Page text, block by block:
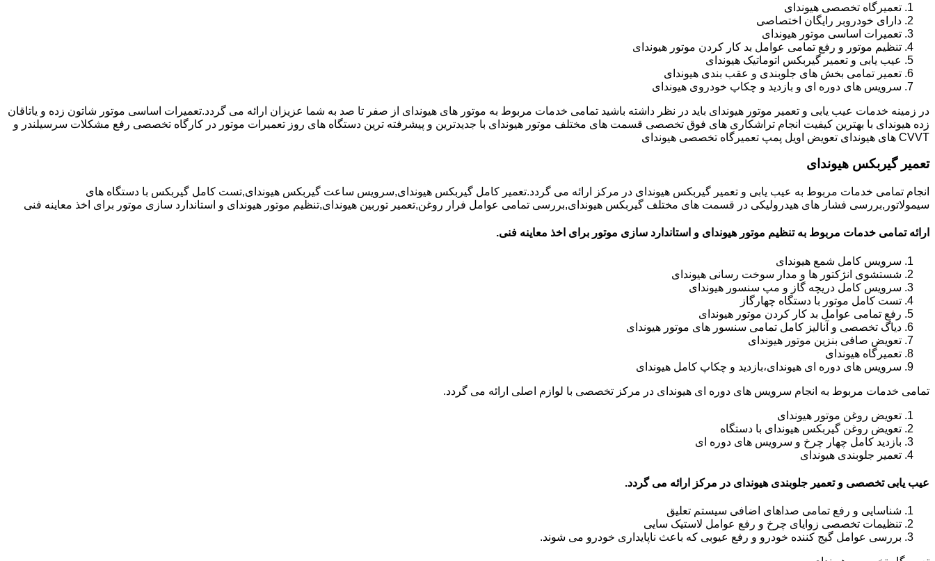
تعمیرگاه تخصصی هیوندای
دارای خودروبر رایگان اختصاصی
تعمیرات اساسی موتور هیوندای
تنظیم موتور و رفع تمامی عوامل بد کار کردن موتور هیوندای
عیب یابی و تعمیر گیربکس اتوماتیک هیوندای
تعمیر تمامی بخش های جلوبندی و عقب بندی هیوندای
سرویس های دوره ای و بازدید و چکاپ خودروی هیوندای
در زمینه خدمات عیب یابی و تعمیر موتور هیوندای باید در نظر داشته باشید تمامی خدمات مربوط به موتور های هیوندای از صفر تا صد به شما عزیزان ارائه می گردد.تعمیرات اساسی موتور شاتون زده و یاتاقان
زده هیوندای با بهترین کیفیت انجام تراشکاری های فوق تخصصی قسمت های مختلف موتور هیوندای با جدیدترین و پیشرفته ترین دستگاه های روز تعمیرات موتور در کارگاه تخصصی رفع مشکلات سرسیلندر و
CVVT های هیوندای تعویض اویل پمپ تعمیرگاه تخصصی هیوندای
تعمیر گیربکس هیوندای
انجام تمامی خدمات مربوط به عیب یابی و تعمیر گیربکس هیوندای در مرکز ارائه می گردد.تعمیر کامل گیربکس هیوندای,سرویس ساعت گیربکس هیوندای,تست کامل گیربکس با دستگاه های
سیمولاتور,بررسی فشار های هیدرولیکی در قسمت های مختلف گیربکس هیوندای,بررسی تمامی عوامل فرار روغن,تعمیر توربین هیوندای,تنظیم موتور هیوندای و استاندارد سازی موتور برای اخذ معاینه فنی
ارائه تمامی خدمات مربوط به تنظیم موتور هیوندای و استاندارد سازی موتور برای اخذ معاینه فنی.
سرویس کامل شمع هیوندای
شستشوی انژکتور ها و مدار سوخت رسانی هیوندای
سرویس کامل دریچه گاز و مپ سنسور هیوندای
تست کامل موتور با دستگاه چهارگاز
رفع تمامی عوامل بد کار کردن موتور هیوندای
دیاگ تخصصی و آنالیز کامل تمامی سنسور های موتور هیوندای
تعویض صافی بنزین موتور هیوندای
تعمیرگاه هیوندای
سرویس های دوره ای هیوندای،بازدید و چکاپ کامل هیوندای
تمامی خدمات مربوط به انجام سرویس های دوره ای هیوندای در مرکز تخصصی با لوازم اصلی ارائه می گردد.
تعویض روغن موتور هیوندای
تعویض روغن گیربکس هیوندای با دستگاه
بازدید کامل چهار چرخ و سرویس های دوره ای
تعمیر جلوبندی هیوندای
عیب یابی تخصصی و تعمیر جلوبندی هیوندای در مرکز ارائه می گردد.
شناسایی و رفع تمامی صداهای اضافی سیستم تعلیق
تنظیمات تخصصی زوایای چرخ و رفع عوامل لاستیک سایی
بررسی عوامل گیج کننده خودرو و رفع عیوبی که باعث ناپایداری خودرو می شوند.